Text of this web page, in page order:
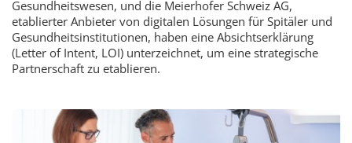
Gesundheitswesen, und die Meierhofer Schweiz AG,
etablierter Anbieter von digitalen Lösungen für Spitäler und
Gesundheitsinstitutionen, haben eine Absichtserklärung
(Letter of Intent, LOI) unterzeichnet, um eine strategische
Partnerschaft zu etablieren.